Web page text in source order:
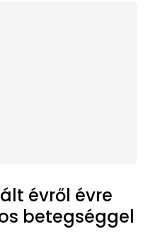
évről évre
betegséggel